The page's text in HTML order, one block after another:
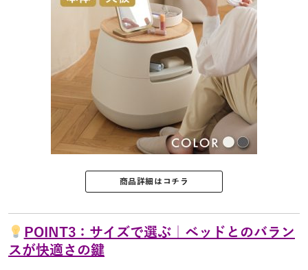
商品詳細はコチラ
POINT3： サイズで選ぶ｜ベッドとのバラン
スが快適さの鍵